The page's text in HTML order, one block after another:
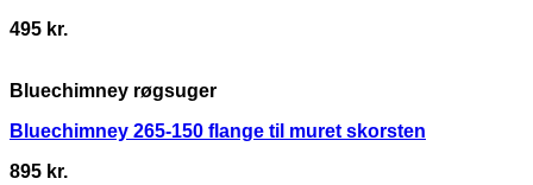
495 kr.
Bluechimney røgsuger
Bluechimney 265-150 flange til muret skorsten
895 kr.